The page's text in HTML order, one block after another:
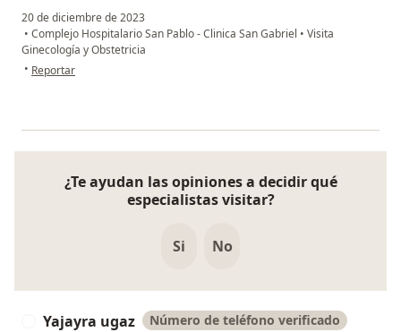
20 de diciembre de 2023
• Complejo Hospitalario San Pablo - Clinica San Gabriel • Visita
Ginecología y Obstetricia
• en opinión del usuario Claudet
Reportar
¿Te ayudan las opiniones a decidir qué
especialistas visitar?
Si No
Yajayra ugaz Número de teléfono verificado